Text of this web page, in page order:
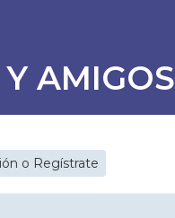
AMIGOS
o Regístrate